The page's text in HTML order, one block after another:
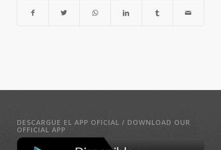
DESCARGUE EL APP OFICIAL / DOWNLOAD OUR
OFFICIAL APP